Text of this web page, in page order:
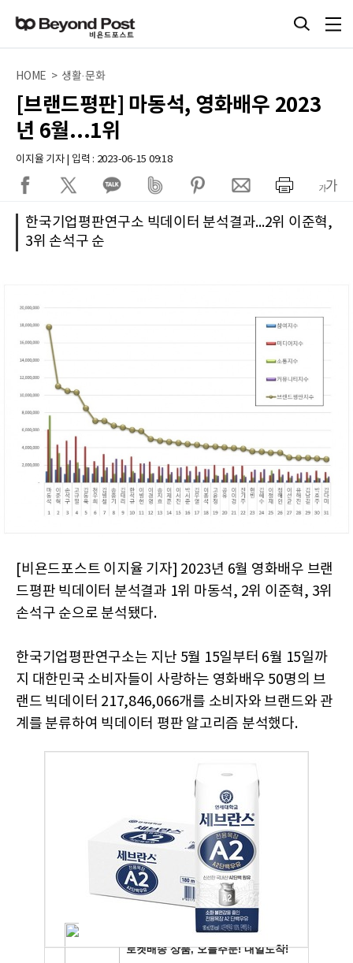
HOME > 생활·문화
[브랜드평판] 마동석, 영화배우 2023
년 6월...1위
이지율 기자 | 입력 : 2023-06-15 09:18
한국기업평판연구소 빅데이터 분석결과...2위 이준혁,
3위 손석구 순
[비욘드포스트 이지율 기자] 2023년 6월 영화배우 브랜
드평판 빅데이터 분석결과 1위 마동석, 2위 이준혁, 3위
손석구 순으로 분석됐다.
한국기업평판연구소는 지난 5월 15일부터 6월 15일까
지 대한민국 소비자들이 사랑하는 영화배우 50명의 브
랜드 빅데이터 217,846,066개를 소비자와 브랜드와 관
계를 분류하여 빅데이터 평판 알고리즘 분석했다.